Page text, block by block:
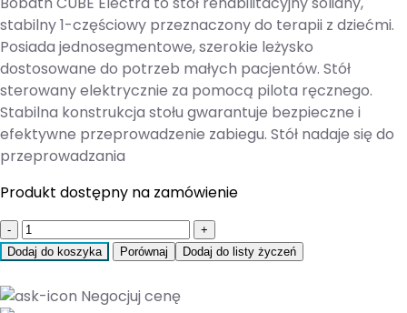
stabilny 1-częściowy przeznaczony do terapii z dziećmi.
Posiada jednosegmentowe, szerokie leżysko
dostosowane do potrzeb małych pacjentów. Stół
sterowany elektrycznie za pomocą pilota ręcznego.
Stabilna konstrukcja stołu gwarantuje bezpieczne i
efektywne przeprowadzenie zabiegu. Stół nadaje się do
przeprowadzania
Produkt dostępny na zamówienie
Quantity
Dodaj do koszyka Porównaj Dodaj do listy życzeń
Negocjuj cenę